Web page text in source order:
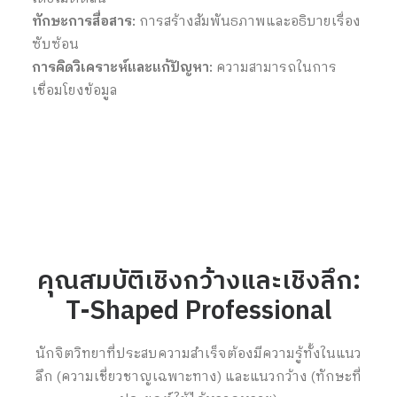
ทักษะการสื่อสาร: การสร้างสัมพันธภาพและอธิบายเรื่อง
ซับซ้อน
การคิดวิเคราะห์และแก้ปัญหา: ความสามารถในการ
เชื่อมโยงข้อมูล
คุณสมบัติเชิงกว้างและเชิงลึก:
T-Shaped Professional
นักจิตวิทยาที่ประสบความสำเร็จต้องมีความรู้ทั้งในแนว
ลึก (ความเชี่ยวชาญเฉพาะทาง) และแนวกว้าง (ทักษะที่